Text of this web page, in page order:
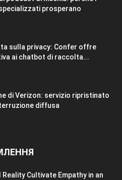
prosperano
sulla privacy: Confer offre
ai chatbot di raccolta...
di Verizon: servizio ripristinato
diffusa
Reality Cultivate Empathy in an